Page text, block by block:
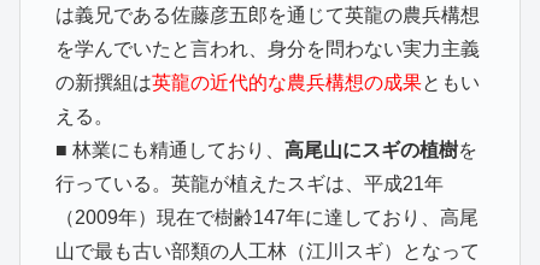
は義兄である佐藤彦五郎を通じて英龍の農兵構想
を学んでいたと言われ、身分を問わない実力主義
の新撰組は英龍の近代的な農兵構想の成果ともい
える。
■ 林業にも精通しており、 高尾山にスギの植樹を
行っている。英龍が植えたスギは、平成21年
（2009年）現在で樹齢147年に達しており、高尾
山で最も古い部類の人工林（江川スギ）となって